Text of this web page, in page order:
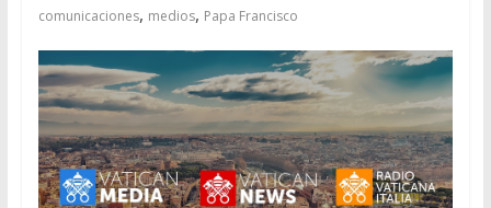
comunicaciones, medios, Papa Francisco